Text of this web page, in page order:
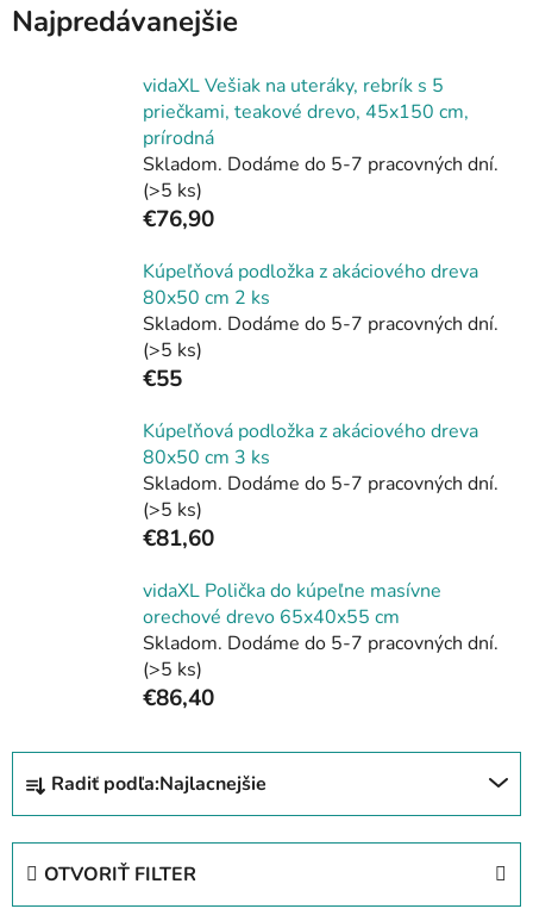
Najpredávanejšie
vidaXL Vešiak na uteráky, rebrík s 5
priečkami, teakové drevo, 45x150 cm,
prírodná
Skladom. Dodáme do 5-7 pracovných dní.
(>5 ks)
€76,90
Kúpeľňová podložka z akáciového dreva
80x50 cm 2 ks
Skladom. Dodáme do 5-7 pracovných dní.
(>5 ks)
€55
Kúpeľňová podložka z akáciového dreva
80x50 cm 3 ks
Skladom. Dodáme do 5-7 pracovných dní.
(>5 ks)
€81,60
vidaXL Polička do kúpeľne masívne
orechové drevo 65x40x55 cm
Skladom. Dodáme do 5-7 pracovných dní.
(>5 ks)
€86,40
R
d
Radiť podľa:Najlacnejšie
OTVORIŤ FILTER